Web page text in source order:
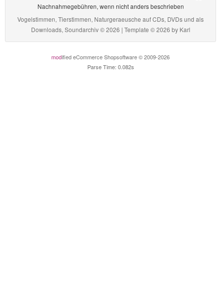
Nachnahmegebühren, wenn nicht anders beschrieben
Vogelstimmen, Tierstimmen, Naturgeraeusche auf CDs, DVDs und als
Downloads, Soundarchiv © 2026 | Template © 2026 by Karl
modified eCommerce Shopsoftware © 2009-2026
Parse Time: 0.082s